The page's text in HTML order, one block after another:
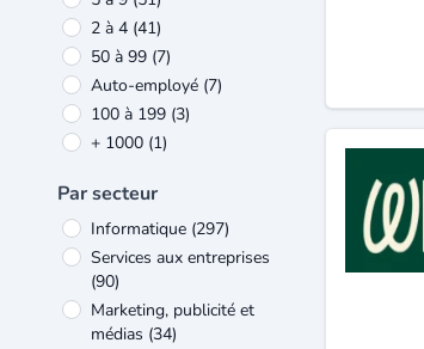
2 à 4 (41)
50 à 99 (7)
Auto-employé (7)
100 à 199 (3)
+ 1000 (1)
Par secteur
Informatique (297)
Services aux entreprises
(90)
Marketing, publicité et
médias (34)